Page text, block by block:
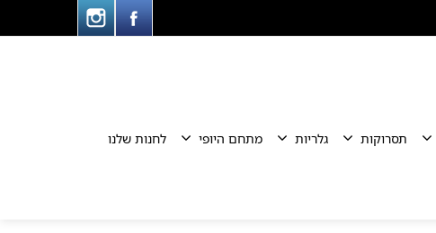
תסרוקות גלריות מתחם היופי לחנות שלנו